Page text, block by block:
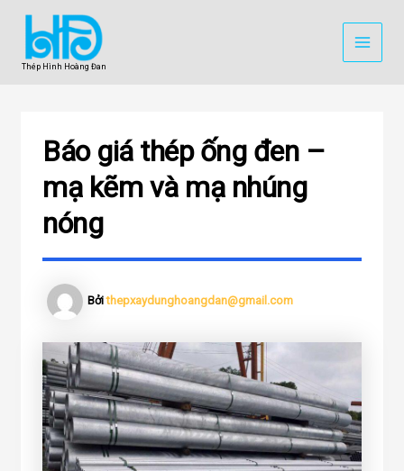
Thép Hình Hoàng Đan
Báo giá thép ống đen –
mạ kẽm và mạ nhúng
nóng
Bởithepxaydunghoangdan@gmail.com